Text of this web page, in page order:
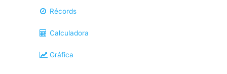
Récords
Calculadora
Gráfica